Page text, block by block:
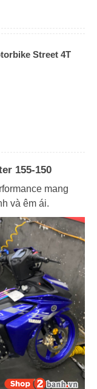
Street 4T
155-150
mang
và êm ái.